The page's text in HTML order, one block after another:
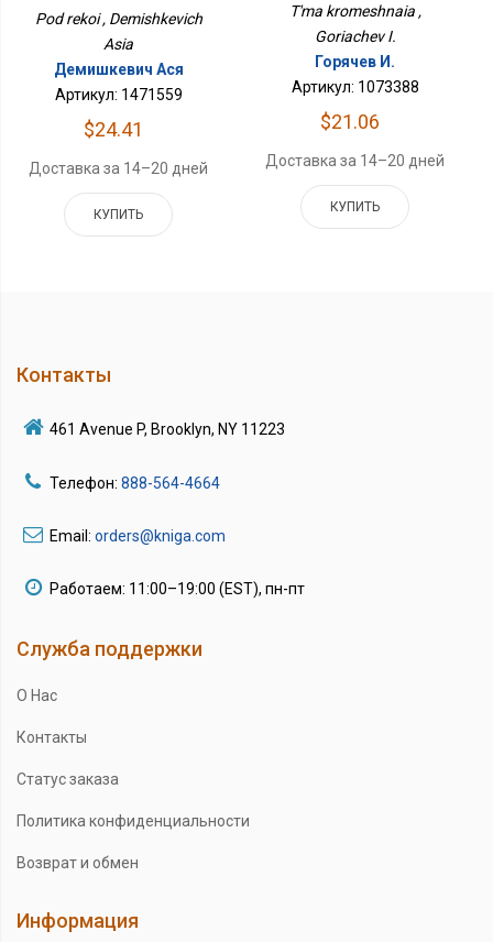
Pod rekoi , Demishkevich
Asia
Демишкевич Ася
Артикул: 1471559
$24.41
Доставка за 14–20 дней
КУПИТЬ
T'ma kromeshnaia ,
Goriachev I.
Горячев И.
Артикул: 1073388
$21.06
Доставка за 14–20 дней
КУПИТЬ
Контакты
461 Avenue P, Brooklyn, NY 11223
Телефон: 888-564-4664
Email: orders@kniga.com
Работаем: 11:00–19:00 (EST), пн-пт
Служба поддержки
О Нас
Контакты
Статус заказа
Политика конфиденциальности
Возврат и обмен
Информация